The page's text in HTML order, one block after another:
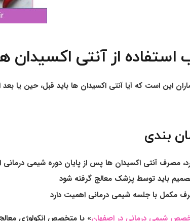
استفاده از آنتی
این است که آیا آنتی اکسیدان ها باید قبل، حین
بندی
مصرف آنتی اکسیدان ها پس از پایان دوره شیمی
باید توسط پزشک معالج گرفته شود
مکمل با جلسه شیمی درمانی اهمیت دارد
شیمی درمانی در اصفهان» یا متخصص انکولوژی